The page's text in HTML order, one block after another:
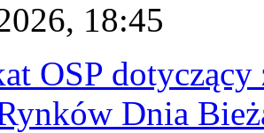
18:45
OSP dotyczący
Dnia